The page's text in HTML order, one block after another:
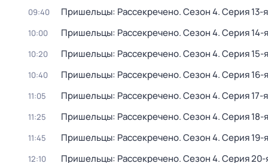
09:40 Пришельцы: Рассекречено. Сезон 4. Серия 13-я
10:00 Пришельцы: Рассекречено. Сезон 4. Серия 14-я
10:20 Пришельцы: Рассекречено. Сезон 4. Серия 15-я
10:40 Пришельцы: Рассекречено. Сезон 4. Серия 16-я
11:05 Пришельцы: Рассекречено. Сезон 4. Серия 17-я
11:25 Пришельцы: Рассекречено. Сезон 4. Серия 18-я
11:45 Пришельцы: Рассекречено. Сезон 4. Серия 19-я
12:10 Пришельцы: Рассекречено. Сезон 4. Серия 20-